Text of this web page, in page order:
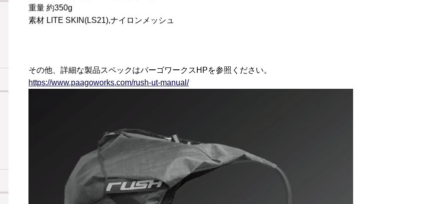
重量 約350g
素材 LITE SKIN(LS21),ナイロンメッシュ
その他、詳細な製品スペックはパーゴワークスHPを参照ください。
https://www.paagoworks.com/rush-ut-manual/